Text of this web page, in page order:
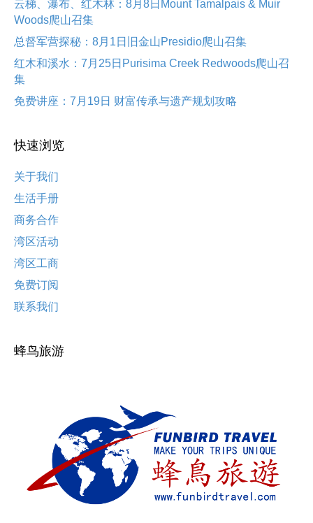
云梯、瀑布、红木林：8月8日Mount Tamalpais & Muir
Woods爬山召集
总督军营探秘：8月1日旧金山Presidio爬山召集
红木和溪水：7月25日Purisima Creek Redwoods爬山召
集
免费讲座：7月19日 财富传承与遗产规划攻略
快速浏览
关于我们
生活手册
商务合作
湾区活动
湾区工商
免费订阅
联系我们
蜂鸟旅游